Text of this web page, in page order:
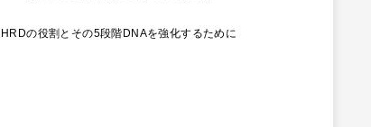
HRDの役割とその5段階DNAを強化するために